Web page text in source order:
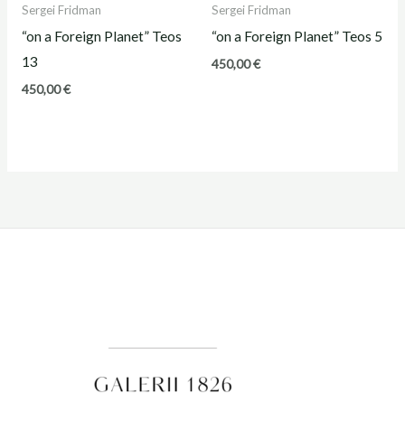
Sergei Fridman
“on a Foreign Planet” Teos
13
450,00€
Sergei Fridman
“on a Foreign Planet” Teos 5
450,00€